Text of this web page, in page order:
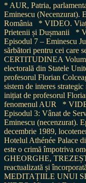
* AUR, Patria,
Eminescu (Necenzurat).
România
* VIDEO.
Prietenii și Dușmanii
*
Episodul 7 – Eminescu
sărbători pentru cei care
CERTITUDINEA
electorală din Statele
profesorul Florian
sistem de interes
inițiat de profesorul
fenomenul AUR
*
Episodul 3: Vânat de
Eminescu (necenzurat).
decembrie 1989,
Hotelul Athénée Palace
este o crimă împotriva
GHEORGHE,
reactualizată și
MEDITAȚIILE UNUI